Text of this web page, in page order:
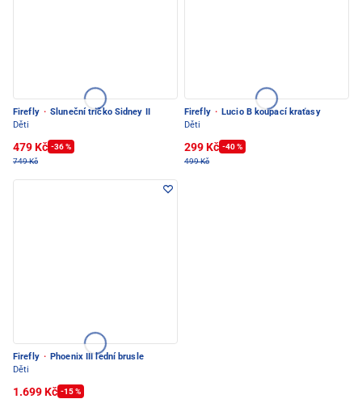
Firefly · Sluneční tričko Sidney II
Děti
479 Kč -36 %
749 Kč
Firefly · Lucio B koupací kraťasy
Děti
299 Kč -40 %
499 Kč
Firefly · Phoenix III lední brusle
Děti
1.699 Kč -15 %